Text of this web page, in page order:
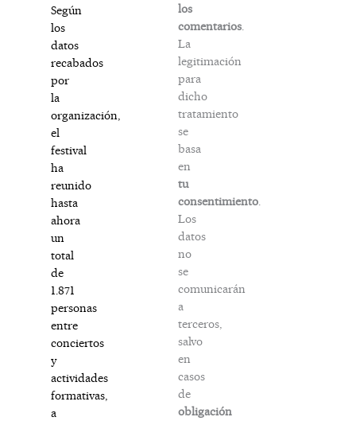
Según
los
datos
recabados
por
la
organización,
el
festival
ha
reunido
hasta
ahora
un
total
de
1.871
personas
entre
conciertos
y
actividades
formativas,
a
los
comentarios.
La
legitimación
para
dicho
tratamiento
se
basa
en
tu
consentimiento.
Los
datos
no
se
comunicarán
a
terceros,
salvo
en
casos
de
obligación